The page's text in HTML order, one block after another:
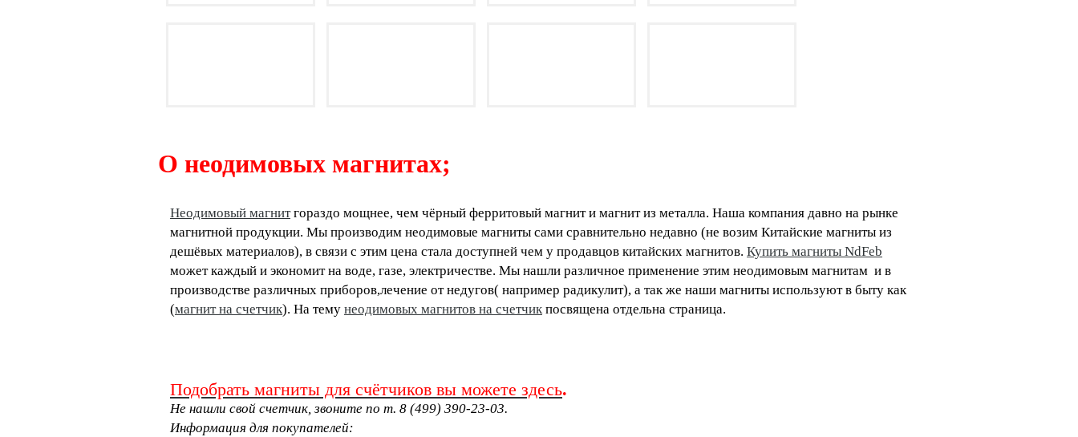
О неодимовых магнитах;
Неодимовый магнитгораздо мощнее, чем чёрный ферритовый магнит и магнит из металла. Наша компания давно на рынке
магнитной продукции. Мы производим неодимовые магниты сами сравнительно недавно (не возим Китайские магниты из
дешёвых материалов), в связи с этим цена стала доступней чем у продавцов китайских магнитов. Купить магниты NdFeb
может каждый и экономит на воде, газе, электричестве. Мы нашли различное применение этим неодимовым магнитам и в
производстве различных приборов,лечение от недугов( например радикулит), а так же наши магниты используют в быту как
(магнит на счетчик). На тему неодимовых магнитов на счетчикпосвящена отдельна страница.
Подобрать магниты для счётчиков вы можете здесь.
Не нашли свой счетчик, звоните по т. 8 (499) 390-23-03.
Информация для покупателей: